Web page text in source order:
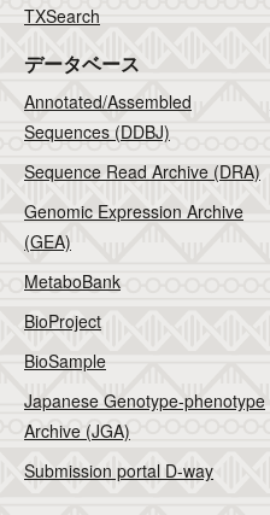
TXSearch
データベース
Annotated/Assembled
Sequences (DDBJ)
Sequence Read Archive (DRA)
Genomic Expression Archive
(GEA)
MetaboBank
BioProject
BioSample
Japanese Genotype-phenotype
Archive (JGA)
Submission portal D-way